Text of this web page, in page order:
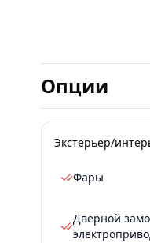
Опции
Экстерьер/
Фары
Дверной